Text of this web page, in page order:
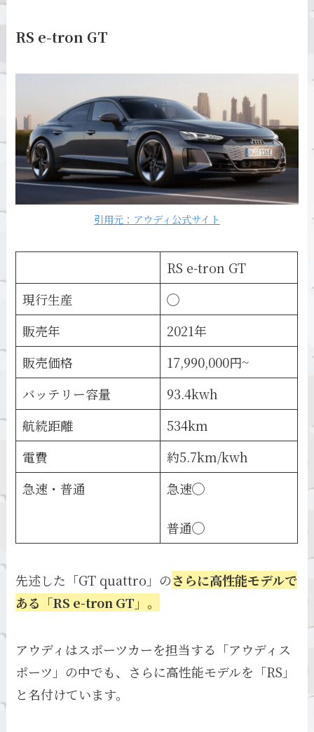
RS e-tron GT
引用元：アウディ公式サイト
RS e-tron GT
現行生産
◯
販売年
2021年
販売価格
17,990,000円~
バッテリー容量
93.4kwh
航続距離
534km
電費
約5.7km/kwh
急速・普通
急速◯
普通◯
先述した「GT quattro」のさらに高性能モデルで
ある「RS e-tron GT」。
アウディはスポーツカーを担当する「アウディス
ポーツ」の中でも、さらに高性能モデルを「RS」
と名付けています。